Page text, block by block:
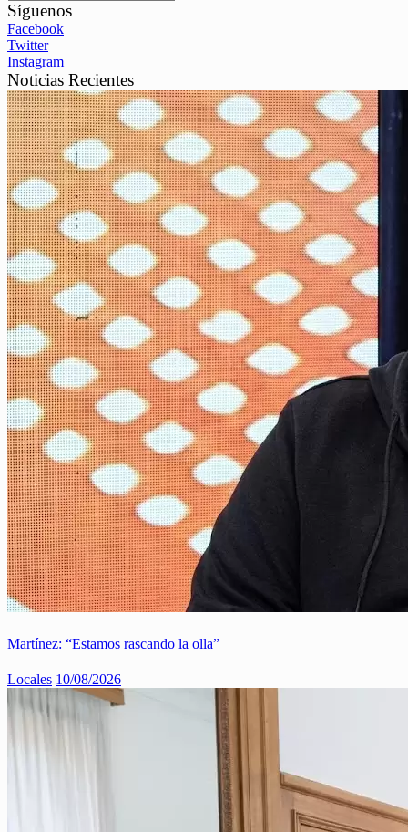
Síguenos
Facebook
Twitter
Instagram
Noticias Recientes
Martínez: “Estamos rascando la olla”
Locales 10/08/2026